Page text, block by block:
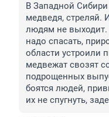
В Западной Сибири
медведя, стреляй.
людям не выходит.
надо спасать,
области устроили
медвежат свозят
подрощенных
боятся людей,
их не спугнуть,